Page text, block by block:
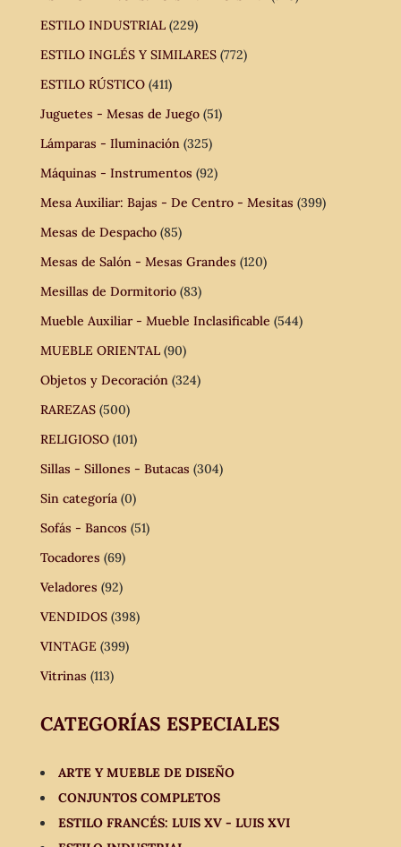
ESTILO INDUSTRIAL (229)
ESTILO INGLÉS Y SIMILARES (772)
ESTILO RÚSTICO (411)
Juguetes - Mesas de Juego (51)
Lámparas - Iluminación (325)
Máquinas - Instrumentos (92)
Mesa Auxiliar: Bajas - De Centro - Mesitas (399)
Mesas de Despacho (85)
Mesas de Salón - Mesas Grandes (120)
Mesillas de Dormitorio (83)
Mueble Auxiliar - Mueble Inclasificable (544)
MUEBLE ORIENTAL (90)
Objetos y Decoración (324)
RAREZAS (500)
RELIGIOSO (101)
Sillas - Sillones - Butacas (304)
Sin categoría (0)
Sofás - Bancos (51)
Tocadores (69)
Veladores (92)
VENDIDOS (398)
VINTAGE (399)
Vitrinas (113)
CATEGORÍAS ESPECIALES
ARTE Y MUEBLE DE DISEÑO
CONJUNTOS COMPLETOS
ESTILO FRANCÉS: LUIS XV - LUIS XVI